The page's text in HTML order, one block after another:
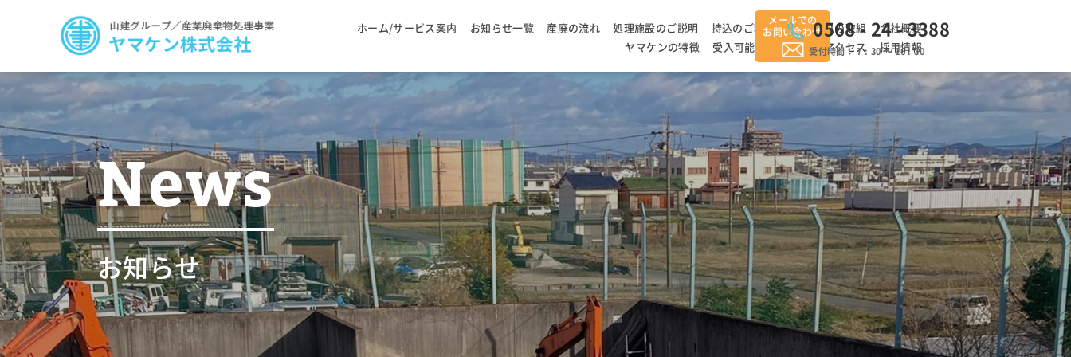
ホーム/サービス案内 お知らせ一覧 産廃の流れ 処理施設のご説明 持込のご利用手順 EA21の取組
会社概要
ヤマケンの特徴
受入可能品目 料金 アクセス 採用情報
メールでの
お問い合わせ0568 - 24 - 3388
受付時間： 7 : 30 ～ 16 : 30
News
お知らせ